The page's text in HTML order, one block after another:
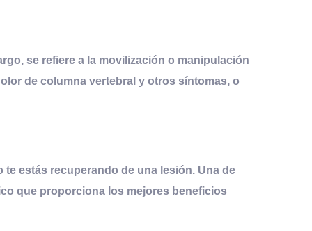
se refiere a la movilización o manipulación
de columna vertebral y otros síntomas, o
estás recuperando de una lesión. Una de
que proporciona los mejores beneficios